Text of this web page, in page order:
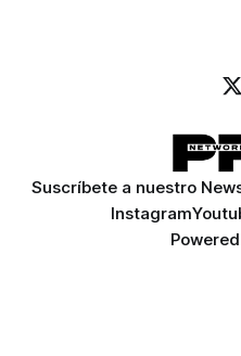
Suscríbete a nuestro
Instagram